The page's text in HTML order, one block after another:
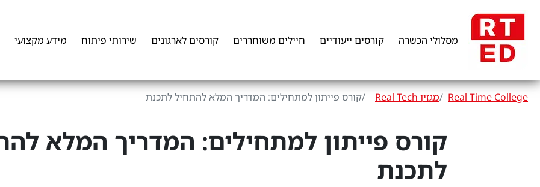
מידע מקצועי שירותי פיתוח קורסים לארגונים חיילים משוחררים קורסים ייעודיים מסלולי הכשרה
Real Time College מגזין Real Tech קורס פייתון למתחילים: המדריך המלא להתחיל לתכנת
קורס פייתון למתחילים: המדריך המלא
לתכנת